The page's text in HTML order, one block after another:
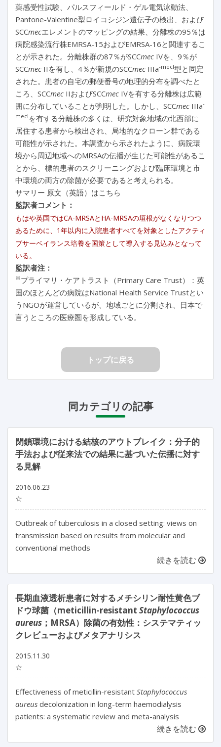
薬感受性試験、パルスフィールド・ゲル電気泳動法、
Pantone-Valentine型ロイコシジン遺伝子の検出、および
SCCmecエレメントのマッピングの結果、分離株の95％は
病院感染流行株EMRSA-15およびEMRSA-16と関連するこ
とが示された。分離株群の87％がSCCmec IVを、9％が
SCCmec IIを有し、4％が新規のSCCmec IIIa-mecI型と同定
された。患者の自宅の郵便番号の地理的分布を調べたと
ころ、SCCmec IIおよびSCCmec IVを有する分離株は広範
囲に分布していることが判明した。しかし、SCCmec IIIa-
mecI を有する分離株の多くは、研究対象地域の北西部に
居住する患者から検出され、局地的なクローン群である
可能性が示された。本調査から示されたように、病院環
境から周辺地域へのMRSAの伝播が生じた可能性があるこ
とから、標的患者のスクリーニングおよび臨床環境と市
中環境の両方の除菌が必要であると考えられる。
サマリー 原文（英語）はこちら
監訳者コメント：
もはや英国ではCA-MRSAとHA-MRSAの垣根がなくなりつつ
あるために、1年以内に入院患者すべてを対象としたアクティ
ブサーベイランス培養を国策として導入する見込みとなって
いる。
監訳者注：
※プライマリ・ケアトラスト（Primary Care Trust）：英
国のほとんどの病院はNational Health Service Trustとい
うNGOが運営しているが、地域ごとに分割され、日本で
言うところの医療圏を形成している。
トップに戻る
同カテゴリの記事
閉鎖環境における結核のアウトブレイク：分子的
手法および従来法での結果に基づいた伝播に対す
る見解
2016.06.23
☆
Outbreak of tuberculosis in a closed setting: views on
transmission based on results from molecular and
conventional methods
続きを読む
長期血液透析患者に対するメチシリン耐性黄色ブ
ドウ球菌（meticillin-resistant Staphylococcus
aureus ；MRSA）除菌の有効性：システマティッ
クレビューおよびメタアナリシス
2015.11.30
☆
Effectiveness of meticillin-resistant Staphylococcus
aureus decolonization in long-term haemodialysis
patients: a systematic review and meta-analysis
続きを読む